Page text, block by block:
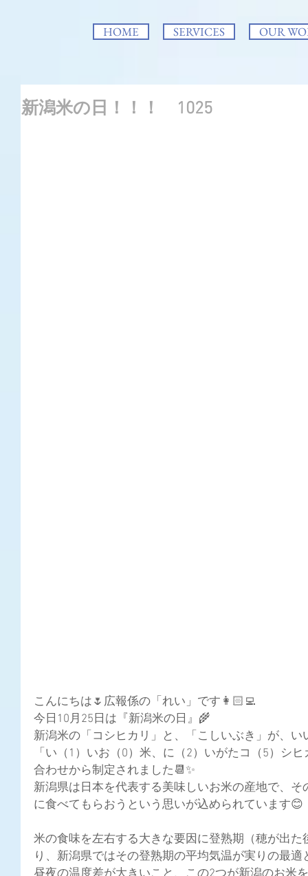
HOME SERVICES OUR
新潟米の日！！！ 1025
こんにちは🌷広報係の「れい」です👩🏻‍💻
今日10月25日は『新潟米の日』🌾
新潟米の「コシヒカリ」と、「こしいぶき」が、
「い（1）いお（0）米、に（2）いがたコ（5）シ
合わせから制定されました📆✨
新潟県は日本を代表する美味しいお米の産地で、
に食べてもらおうという思いが込められています😊
米の食味を左右する大きな要因に登熟期（穂が出
り、新潟県ではその登熟期の平均気温が実りの最